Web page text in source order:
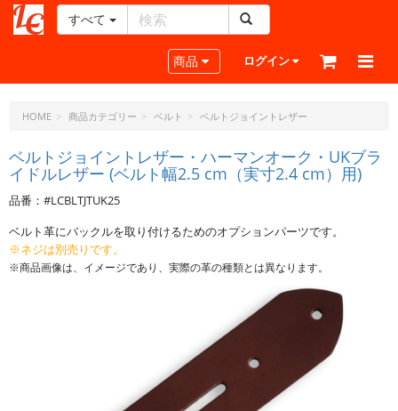
ー
ラ
ト・
ド
ッ
ト・
ジ
ェ
ー
すべて
Toggle navigation
商品 ログイン
HOME 商品カテゴリー ベルト ベルトジョイントレザー
ベルトジョイントレザー・ハーマンオーク・UKブラ
イドルレザー (ベルト幅2.5 cm（実寸2.4 cm）用)
品番：#LCBLTJTUK25
ベルト革にバックルを取り付けるためのオプションパーツです。
※ネジは別売りです。
※商品画像は、イメージであり、実際の革の種類とは異なります。